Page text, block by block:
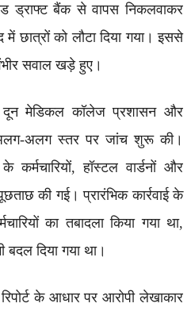
ड्राफ्ट बैंक से वापस निकलवाकर
में छात्रों को लौटा दिया गया। इससे
सवाल खड़े हुए।
मेडिकल कॉलेज प्रशासन और
अलग-अलग स्तर पर जांच शुरू की।
हॉस्टल वार्डनों और
की गई। प्रारंभिक कार्रवाई के
का तबादला किया गया था,
बदल दिया गया था।
के आधार पर आरोपी लेखाकार